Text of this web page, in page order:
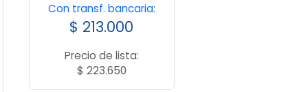
Con transf. bancaria:
$ 213.000
Precio de lista:
$ 223.650